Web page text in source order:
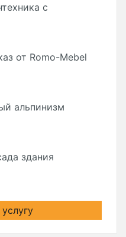
с
от Romo-Mebel
альпинизм
здания